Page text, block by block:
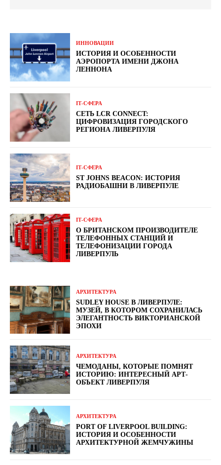
ИННОВАЦИИ
ИСТОРИЯ И ОСОБЕННОСТИ
АЭРОПОРТА ИМЕНИ ДЖОНА
ЛЕННОНА
ІТ-СФЕРА
СЕТЬ LCR CONNECT:
ЦИФРОВИЗАЦИЯ ГОРОДСКОГО
РЕГИОНА ЛИВЕРПУЛЯ
ІТ-СФЕРА
ST JOHNS BEACON: ИСТОРИЯ
РАДИОБАШНИ В ЛИВЕРПУЛЕ
ІТ-СФЕРА
О БРИТАНСКОМ ПРОИЗВОДИТЕЛЕ
ТЕЛЕФОННЫХ СТАНЦИЙ И
ТЕЛЕФОНИЗАЦИИ ГОРОДА
ЛИВЕРПУЛЬ
АРХИТЕКТУРА
SUDLEY HOUSE В ЛИВЕРПУЛЕ:
МУЗЕЙ, В КОТОРОМ СОХРАНИЛАСЬ
ЭЛЕГАНТНОСТЬ ВИКТОРИАНСКОЙ
ЭПОХИ
АРХИТЕКТУРА
ЧЕМОДАНЫ, КОТОРЫЕ ПОМНЯТ
ИСТОРИЮ: ИНТЕРЕСНЫЙ АРТ-
ОБЪЕКТ ЛИВЕРПУЛЯ
АРХИТЕКТУРА
PORT OF LIVERPOOL BUILDING:
ИСТОРИЯ И ОСОБЕННОСТИ
АРХИТЕКТУРНОЙ ЖЕМЧУЖИНЫ